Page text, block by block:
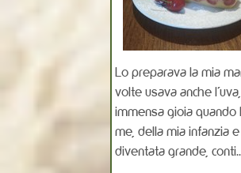
Lo preparava la mia
volte usava anche
immensa gioia quando
me, della mia infanzia
diventata grande,